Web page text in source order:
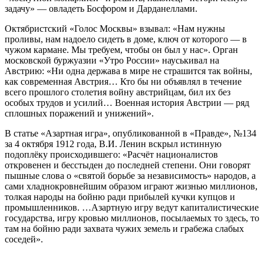
задачу» — овладеть Босфором и Дарданеллами.
Октябристский «Голос Москвы» взывал: «Нам нужны
проливы, нам надоело сидеть в доме, ключ от которого — в
чужом кармане. Мы требуем, чтобы он был у нас». Орган
московской буржуазии «Утро России» науськивал на
Австрию: «Ни одна держава в мире не страшится так войны,
как современная Австрия… Кто бы ни объявлял в течение
всего прошлого столетия войну австрийцам, бил их без
особых трудов и усилий… Военная история Австрии — ряд
сплошных поражений и унижений».
В статье «Азартная игра», опубликованной в «Правде», №134
за 4 октября 1912 года, В.И. Ленин вскрыл истинную
подоплёку происходившего: «Расчёт националистов
откровенен и бесстыден до последней степени. Они говорят
пышные слова о «святой борьбе за независимость» народов, а
сами хладнокровнейшим образом играют жизнью миллионов,
толкая народы на бойню ради прибылей кучки купцов и
промышленников. …Азартную игру ведут капиталистические
государства, игру кровью миллионов, посылаемых то здесь, то
там на бойню ради захвата чужих земель и грабежа слабых
соседей».